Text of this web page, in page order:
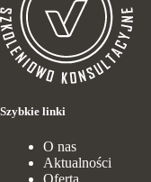
Szybkie linki
O nas
Aktualności
Oferta